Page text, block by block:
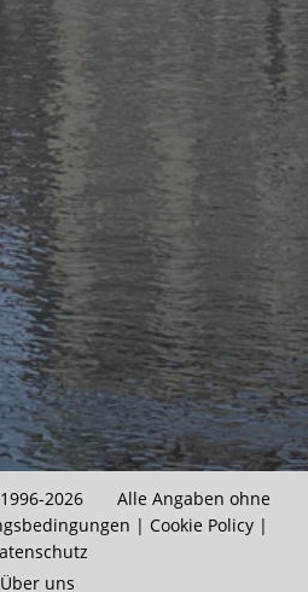
2026 Alle Angaben ohne
| Cookie Policy|
Über uns